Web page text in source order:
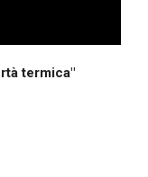
termica"